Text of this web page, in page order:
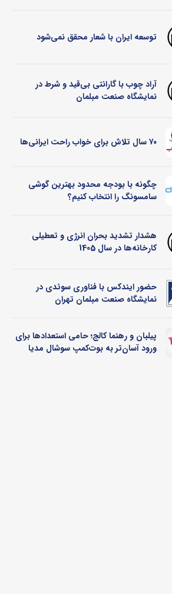
توسعه ایران با شعار محقق نمی‌شود
آراد چوب با گارانتی بی‌قید و شرط در
نمایشگاه صنعت مبلمان
۷۰ سال تلاش برای خواب راحت ایرانی‌ها
چگونه با بودجه محدود بهترین گوشی
سامسونگ را انتخاب کنیم؟
هشدار تشدید بحران انرژی و تعطیلی
کارخانه‌ها در سال 1405
حضور ایندکس با فناوری سوئدی در
نمایشگاه صنعت مبلمان تهران
پیلبان و رهنما کالج؛ حامی استعدادها برای
ورود آسان‌تر به بوت‌کمپ سوشال مدیا